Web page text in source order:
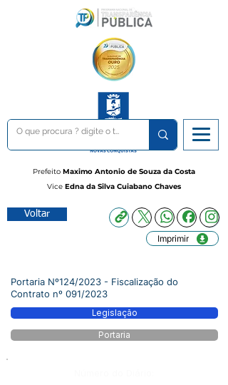
Prefeito Maximo Antonio de Souza da Costa
Vice Edna da Silva Cuiabano Chaves
Voltar
Imprimir
Portaria Nº124/2023 - Fiscalização do
Contrato nº 091/2023
Legislação
Portaria